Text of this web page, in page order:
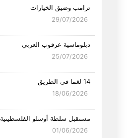
ترامب وضيق الخيارات
29/07/2026
دبلوماسية عرقوب العربي
25/07/2026
14 لغما في الطريق
18/06/2026
مستقبل سلطة أوسلو الفلسطينية
01/06/2026